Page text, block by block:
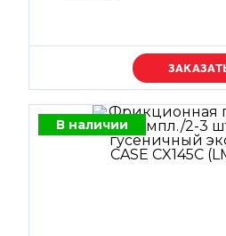
Уточняйте
В наличии